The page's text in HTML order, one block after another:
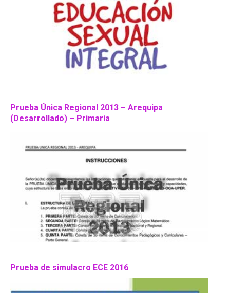
Prueba Única Regional 2013 – Arequipa
(Desarrollado) – Primaria
Prueba de simulacro ECE 2016